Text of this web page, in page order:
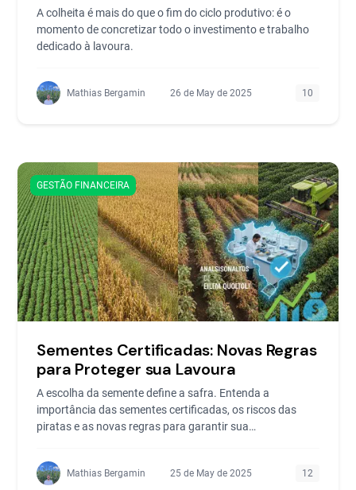
A colheita é mais do que o fim do ciclo produtivo: é o
momento de concretizar todo o investimento e trabalho
dedicado à lavoura.
Mathias Bergamin 26 de May de 2025 10
GESTÃO FINANCEIRA
Sementes Certificadas: Novas Regras
para Proteger sua Lavoura
A escolha da semente define a safra. Entenda a
importância das sementes certificadas, os riscos das
piratas e as novas regras para garantir sua
Mathias Bergamin 25 de May de 2025 12